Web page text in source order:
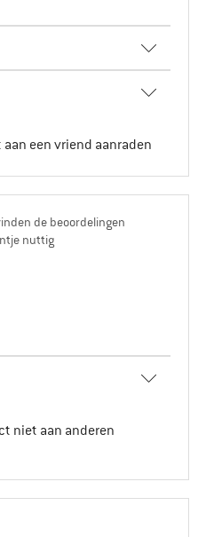
een vriend aanraden
de beoordelingen
nuttig
niet aan anderen